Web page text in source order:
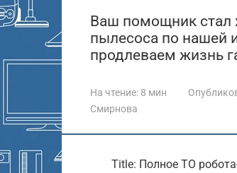
Ваш помощник стал
пылесоса по нашей
продлеваем жизнь
На чтение: 8 мин
Смирнова
Title: Полное ТО